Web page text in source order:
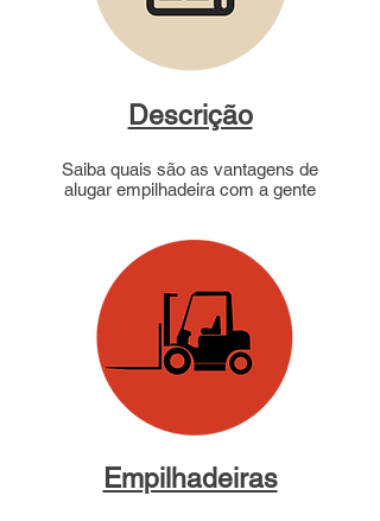
Descrição
Saiba quais são as vantagens de
alugar empilhadeira com a gente
Empilhadeiras